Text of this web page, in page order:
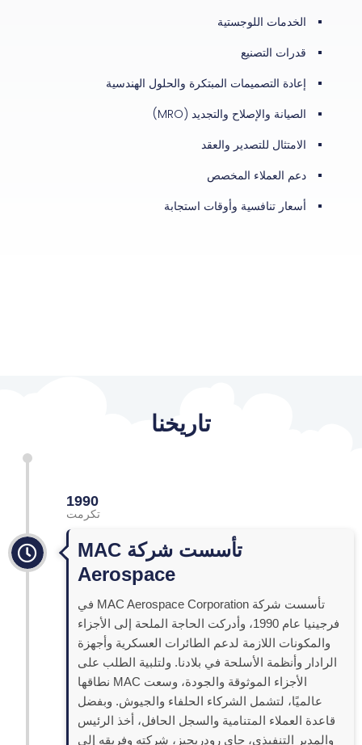
الخدمات اللوجستية
قدرات التصنيع
إعادة التصميمات المبتكرة والحلول الهندسية
الصيانة والإصلاح والتجديد (MRO)
الامتثال للتصدير والعقد
دعم العملاء المخصص
أسعار تنافسية وأوقات استجابة
تاريخنا
1990
تكرمت
تأسست شركة MAC
Aerospace
تأسست شركة MAC Aerospace Corporation في
فرجينيا عام 1990، وأدركت الحاجة الملحة إلى الأجزاء
والمكونات اللازمة لدعم الطائرات العسكرية وأجهزة
الرادار وأنظمة الأسلحة في بلادنا. ولتلبية الطلب على
الأجزاء الموثوقة والجودة، وسعت MAC نطاقها
عالميًا، لتشمل الشركاء الحلفاء والجيوش. وبفضل
قاعدة العملاء المتنامية والسجل الحافل، أخذ الرئيس
والمدير التنفيذي، جاي رودريجيز، شركته وفريقه إلى